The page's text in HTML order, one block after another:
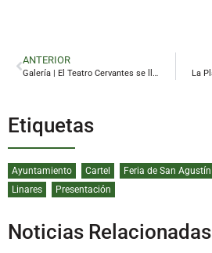
ANTERIOR
Galería | El Teatro Cervantes se llena de vida con los talleres de mayores de Linares
Etiquetas
Ayuntamiento Cartel Feria de San Agustín
Linares
Presentación
Noticias Relacionadas